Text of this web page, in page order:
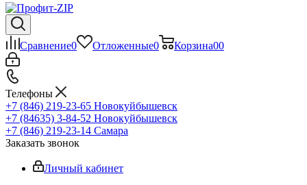
Сравнение0 Отложенные0 Корзина00
Телефоны
+7 (846) 219-23-65 Новокуйбышевск
+7 (84635) 3-84-52 Новокуйбышевск
+7 (846) 219-23-14 Самара
Заказать звонок
Личный кабинет